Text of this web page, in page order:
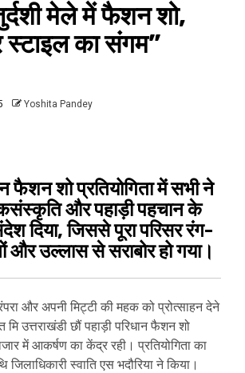
मेले में फैशन शो,
स्टाइल का संगम”
Yoshita Pandey
फैशन शो प्रतियोगिता में सभी ने
और पहाड़ी पहचान के
दिया, जिससे पूरा परिसर रंग-
और उल्लास से सराबोर हो गया।
और अपनी मिट्टी की महक को प्रोत्साहन देने
उत्तराखंडी छौं पहाड़ी परिधान फैशन शो
में आकर्षण का केंद्र रही। प्रतियोगिता का
स्वाति एस भदौरिया ने किया।